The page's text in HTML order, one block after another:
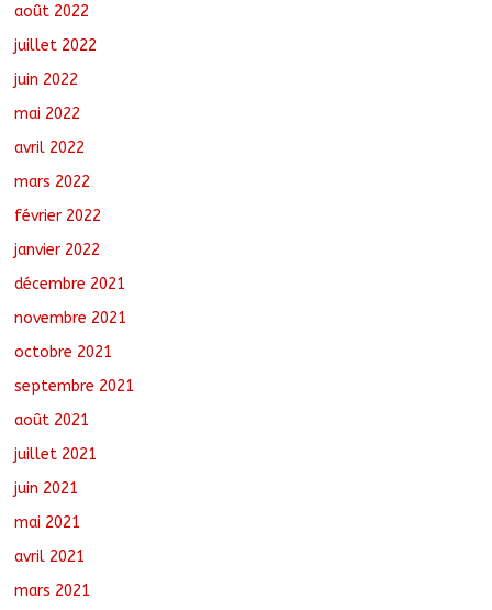
août 2022
juillet 2022
juin 2022
mai 2022
avril 2022
mars 2022
février 2022
janvier 2022
décembre 2021
novembre 2021
octobre 2021
septembre 2021
août 2021
juillet 2021
juin 2021
mai 2021
avril 2021
mars 2021